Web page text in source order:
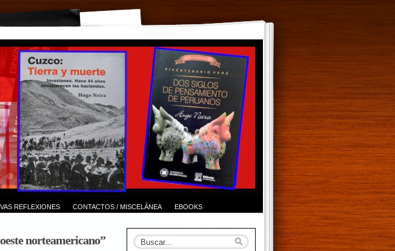
REFLEXIONES CONTACTOS / MISCELÁNEA EBOOKS
norteamericano”